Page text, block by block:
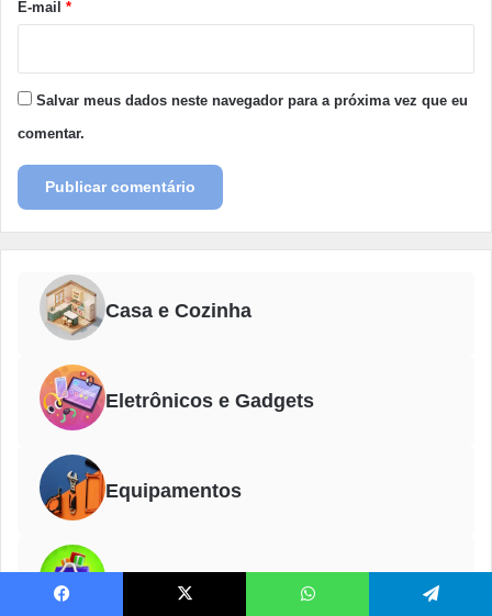
*E-mail *
Salvar meus dados neste navegador para a próxima vez que eu
comentar.
Casa e Cozinha
Eletrônicos e Gadgets
Equipamentos